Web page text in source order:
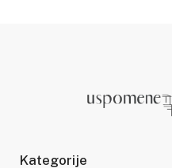
Kategorije